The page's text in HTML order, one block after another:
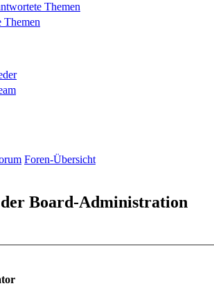
Themen
Themen
Foren-Übersicht
Board-Administration